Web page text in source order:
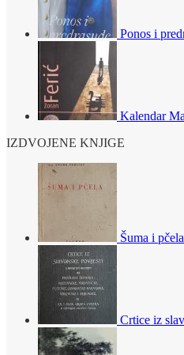
Ponos i
Kalendar
IZDVOJENE KNJIGE
Šuma i pčela
Crtice iz